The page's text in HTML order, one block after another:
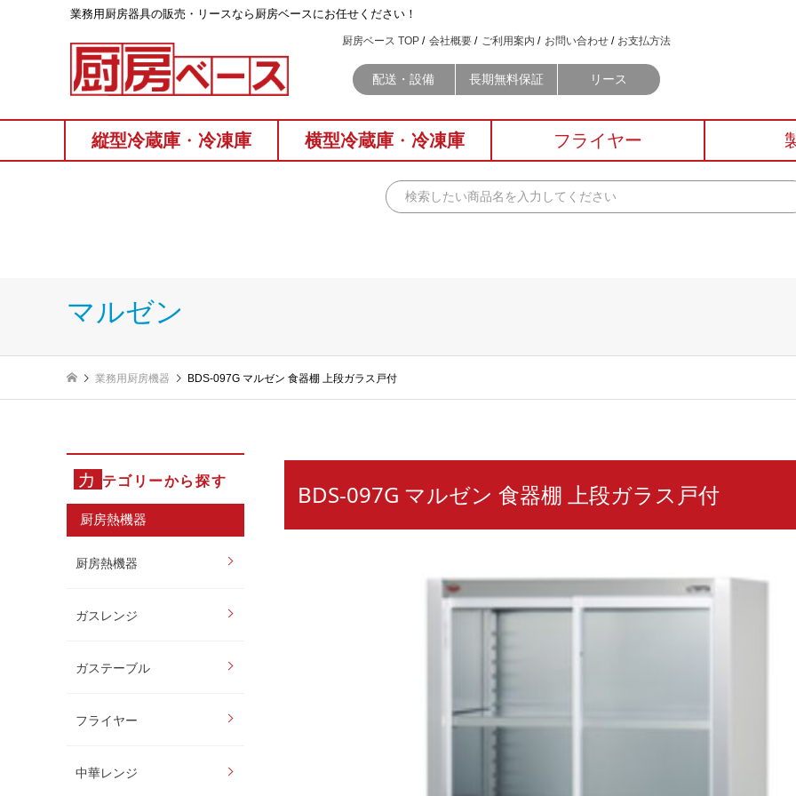
業務⽤厨房器具の販売・リースなら厨房ベースにお任せください！
厨房ベース TOP 会社概要 ご利用案内 お問い合わせ お支払方法
配送・設備 長期無料保証 リース
縦型冷蔵庫 ・ 冷凍庫 横型冷蔵庫 ・ 冷凍庫 フライヤー
マルゼン
業務用厨房機器 BDS-097G マルゼン 食器棚 上段ガラス戸付
カ テゴリーから探す
厨房熱機器
厨房熱機器
ガスレンジ
ガステーブル
フライヤー
中華レンジ
BDS-097G マルゼン 食器棚 上段ガラス戸付